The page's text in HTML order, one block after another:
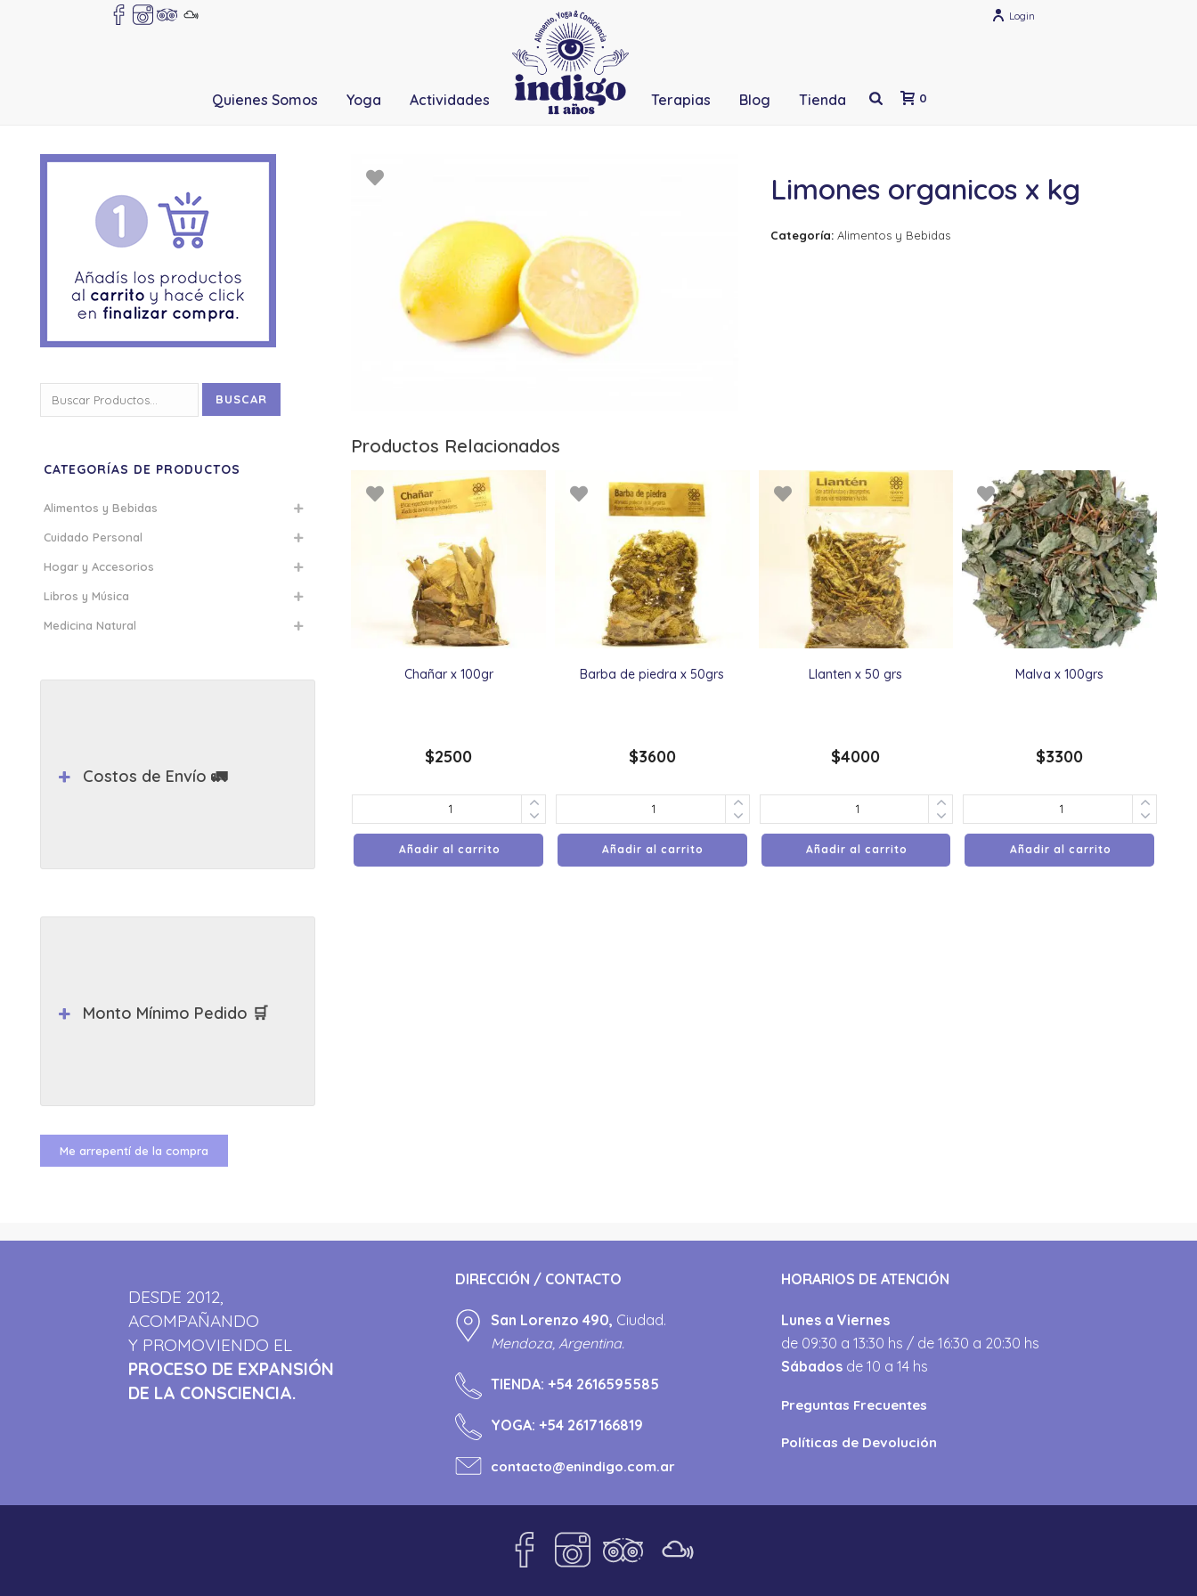
Login
Quienes Somos Yoga Actividades Terapias Blog Tienda 0
Limones organicos x kg
Categoría: Alimentos y Bebidas
Productos Relacionados
Chañar x 100gr
$2500
Añadir al carrito
Barba de piedra x 50grs
$3600
Añadir al carrito
Llanten x 50 grs
$4000
Añadir al carrito
Malva x 100grs
$3300
Añadir al carrito
por:
BUSCAR
CATEGORÍAS DE PRODUCTOS
Alimentos y Bebidas
Cuidado Personal
Hogar y Accesorios
Libros y Música
Medicina Natural
Costos de Envío 🚛
Monto Mínimo Pedido 🛒
Me arrepentí de la compra
DESDE 2012,
ACOMPAÑANDO
Y PROMOVIENDO EL
PROCESO DE EXPANSIÓN
DE LA CONSCIENCIA.
DIRECCIÓN / CONTACTO
San Lorenzo 490, Ciudad.
Mendoza, Argentina.
TIENDA: +54 2616595585
YOGA: +54 2617166819
contacto@enindigo.com.ar
HORARIOS DE ATENCIÓN
Lunes a Viernes
de 09:30 a 13:30 hs / de 16:30 a 20:30 hs
Sábados de 10 a 14 hs
Preguntas Frecuentes
Políticas de Devolución